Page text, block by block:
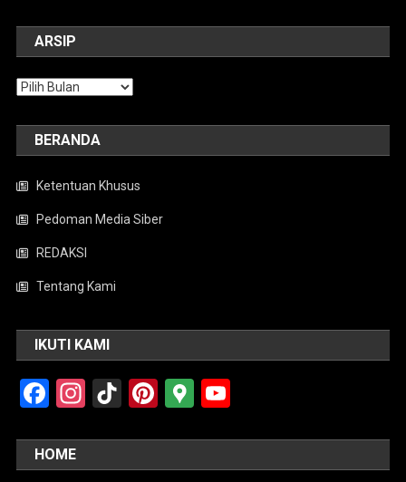
ARSIP
Arsip
BERANDA
Ketentuan Khusus
Pedoman Media Siber
REDAKSI
Tentang Kami
IKUTI KAMI
Facebook
Instagram
TikTokPinterest
Google
HOME